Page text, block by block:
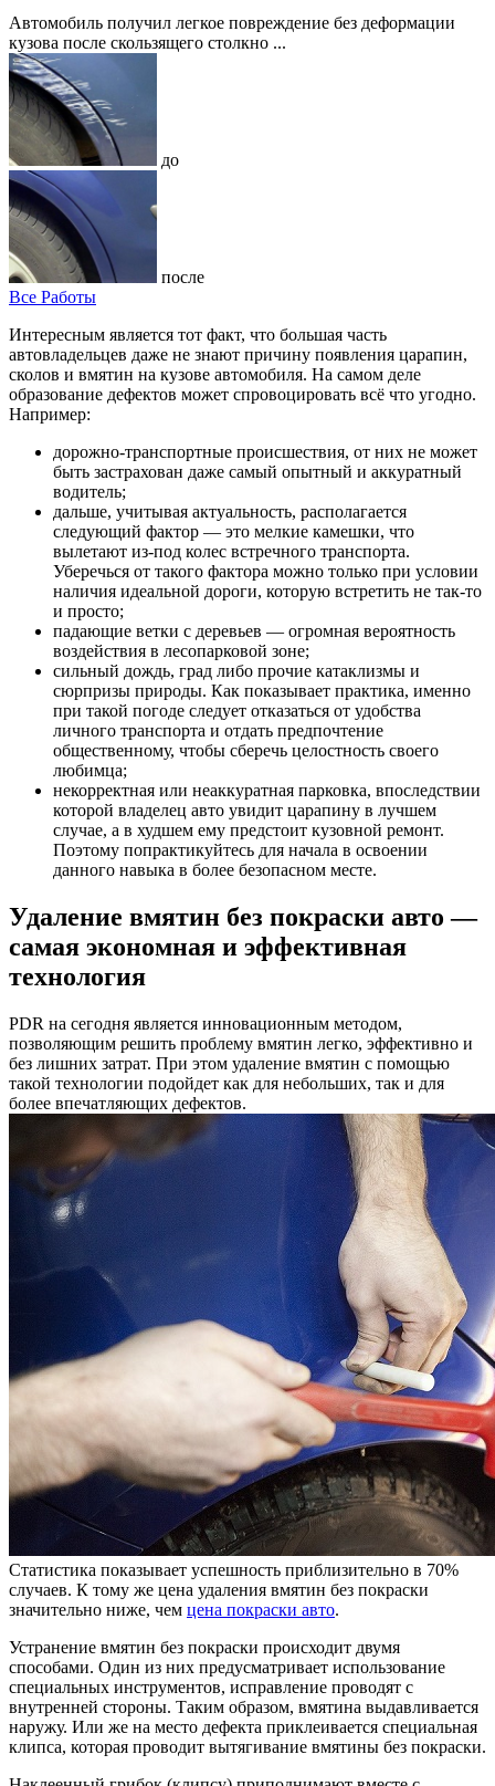
Автомобиль получил легкое повреждение без деформации
кузова после скользящего столкно ...
до
после
Все Работы
Интересным является тот факт, что большая часть
автовладельцев даже не знают причину появления царапин,
сколов и вмятин на кузове автомобиля. На самом деле
образование дефектов может спровоцировать всё что угодно.
Например:
дорожно-транспортные происшествия, от них не может
быть застрахован даже самый опытный и аккуратный
водитель;
дальше, учитывая актуальность, располагается
следующий фактор — это мелкие камешки, что
вылетают из-под колес встречного транспорта.
Уберечься от такого фактора можно только при условии
наличия идеальной дороги, которую встретить не так-то
и просто;
падающие ветки с деревьев — огромная вероятность
воздействия в лесопарковой зоне;
сильный дождь, град либо прочие катаклизмы и
сюрпризы природы. Как показывает практика, именно
при такой погоде следует отказаться от удобства
личного транспорта и отдать предпочтение
общественному, чтобы сберечь целостность своего
любимца;
некорректная или неаккуратная парковка, впоследствии
которой владелец авто увидит царапину в лучшем
случае, а в худшем ему предстоит кузовной ремонт.
Поэтому попрактикуйтесь для начала в освоении
данного навыка в более безопасном месте.
Удаление вмятин без покраски авто —
самая экономная и эффективная
технология
PDR на сегодня является инновационным методом,
позволяющим решить проблему вмятин легко, эффективно и
без лишних затрат. При этом удаление вмятин с помощью
такой технологии подойдет как для небольших, так и для
более впечатляющих дефектов.
Статистика показывает успешность приблизительно в 70%
случаев. К тому же цена удаления вмятин без покраски
значительно ниже, чем цена покраски авто.
Устранение вмятин без покраски происходит двумя
способами. Один из них предусматривает использование
специальных инструментов, исправление проводят с
внутренней стороны. Таким образом, вмятина выдавливается
наружу. Или же на место дефекта приклеивается специальная
клипса, которая проводит вытягивание вмятины без покраски.